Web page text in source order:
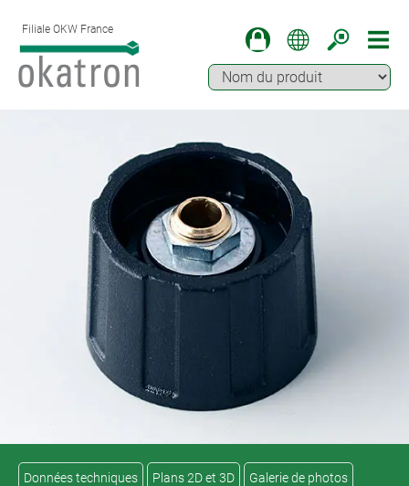
Filiale OKW France
Données techniques Plans 2D et 3D Galerie de photos